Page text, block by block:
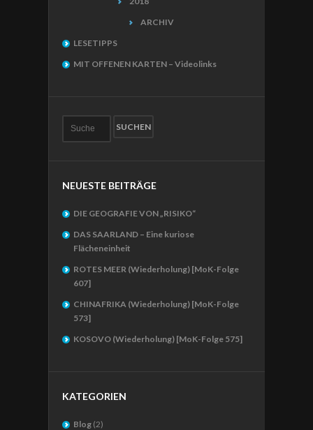
ARCHIV
LESETIPPS
MIT OFFENEN KARTEN – Videolinks
NEUESTE BEITRÄGE
DIE GEOGRAFIE VON „RISIKO“
DAS SAARLAND – Eine kuriose
Flächeneinheit
ROTES MEER (Wiederholung) [MoK-Folge
607]
CHINAFRIKA (Wiederholung) [MoK-Folge
573]
KOSOVO (Wiederholung) [MoK-Folge 575]
KATEGORIEN
Blog (2)